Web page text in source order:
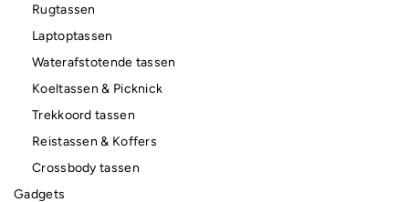
Rugtassen
Laptoptassen
Waterafstotende tassen
Koeltassen & Picknick
Trekkoord tassen
Reistassen & Koffers
Crossbody tassen
Gadgets